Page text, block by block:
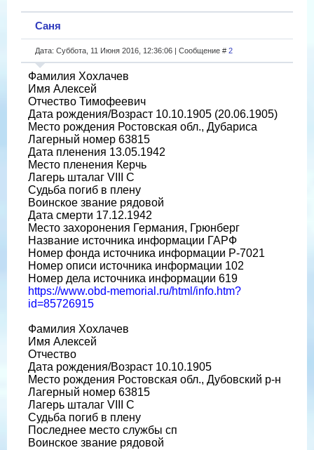
Саня
Дата: Суббота, 11 Июня 2016, 12:36:06 | Сообщение # 2
Фамилия Хохлачев
Имя Алексей
Отчество Тимофеевич
Дата рождения/Возраст 10.10.1905 (20.06.1905)
Место рождения Ростовская обл., Дубариса
Лагерный номер 63815
Дата пленения 13.05.1942
Место пленения Керчь
Лагерь шталаг VIII C
Судьба погиб в плену
Воинское звание рядовой
Дата смерти 17.12.1942
Место захоронения Германия, Грюнберг
Название источника информации ГАРФ
Номер фонда источника информации Р-7021
Номер описи источника информации 102
Номер дела источника информации 619
https://www.obd-memorial.ru/html/info.htm?
id=85726915
Фамилия Хохлачев
Имя Алексей
Отчество
Дата рождения/Возраст 10.10.1905
Место рождения Ростовская обл., Дубовский р-н
Лагерный номер 63815
Лагерь шталаг VIII C
Судьба погиб в плену
Последнее место службы сп
Воинское звание рядовой